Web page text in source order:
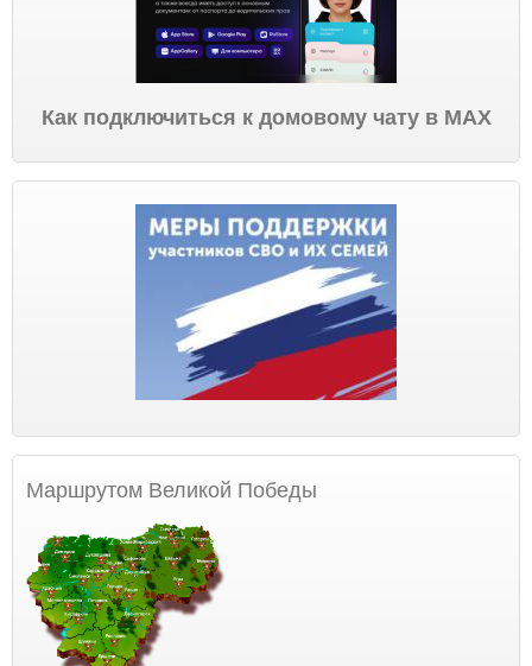
Как подключиться к домовому чату в МАХ
Маршрутом Великой Победы